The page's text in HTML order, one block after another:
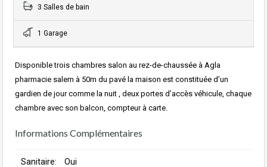
3 Salles de bain
1 Garage
Disponible trois chambres salon au rez-de-chaussée à Agla
pharmacie salem à 50m du pavé la maison est constituée d’un
gardien de jour comme la nuit , deux portes d’accès véhicule, chaque
chambre avec son balcon, compteur à carte.
Informations Complémentaires
Sanitaire: Oui